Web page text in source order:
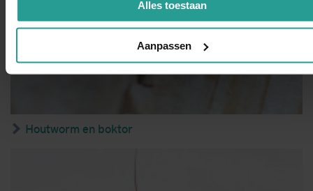
Alles toestaan
Aanpassen
Houtworm en boktor